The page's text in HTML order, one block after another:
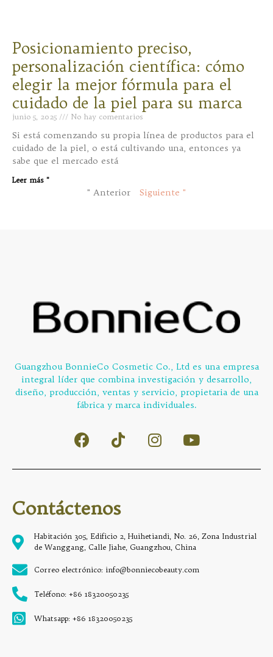
Posicionamiento preciso,
personalización científica: cómo
elegir la mejor fórmula para el
cuidado de la piel para su marca
junio 5, 2025 No hay comentarios
Si está comenzando su propia línea de productos para el
cuidado de la piel, o está cultivando una, entonces ya
sabe que el mercado está
Leer más "
" Anterior Siguiente "
Guangzhou BonnieCo Cosmetic Co., Ltd es una empresa
integral líder que combina investigación y desarrollo,
diseño, producción, ventas y servicio, propietaria de una
fábrica y marca individuales.
Contáctenos
Habitación 305, Edificio 2, Huihetiandi, No. 26, Zona Industrial
de Wanggang, Calle Jiahe, Guangzhou, China
Correo electrónico: info@bonniecobeauty.com
Teléfono: +86 18320050235
Whatsapp: +86 18320050235